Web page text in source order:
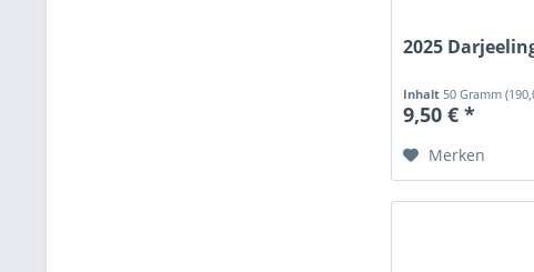
2025
Inhalt50 Gramm
9,50 € *
Merken